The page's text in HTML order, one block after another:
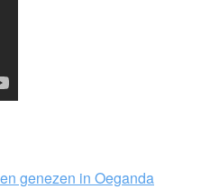
genezen in Oeganda